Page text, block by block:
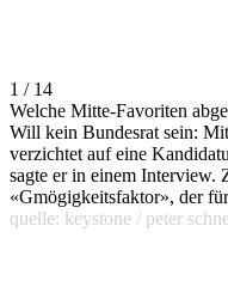
1 / 14
Welche Mitte-Favoriten
Will kein Bundesrat sein:
verzichtet auf eine
sagte er in einem Interview.
«Gmögigkeitsfaktor», der
quelle: keystone / peter